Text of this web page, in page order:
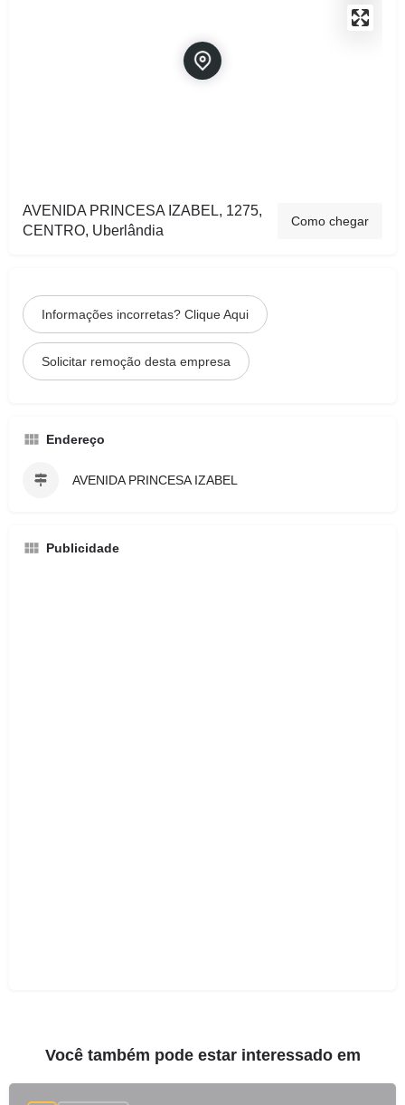
AVENIDA PRINCESA IZABEL, 1275,
CENTRO, Uberlândia
Como chegar
Informações incorretas? Clique Aqui
Solicitar remoção desta empresa
Endereço
AVENIDA PRINCESA IZABEL
Publicidade
Você também pode estar interessado em